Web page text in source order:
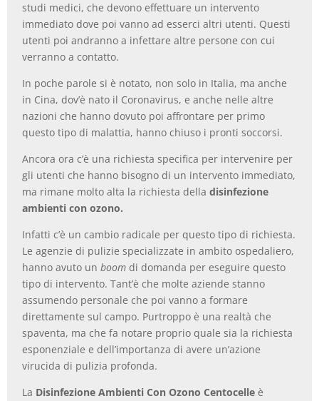
studi medici, che devono effettuare un intervento
immediato dove poi vanno ad esserci altri utenti. Questi
utenti poi andranno a infettare altre persone con cui
verranno a contatto.
In poche parole si è notato, non solo in Italia, ma anche
in Cina, dov’è nato il Coronavirus, e anche nelle altre
nazioni che hanno dovuto poi affrontare per primo
questo tipo di malattia, hanno chiuso i pronti soccorsi.
Ancora ora c’è una richiesta specifica per intervenire per
gli utenti che hanno bisogno di un intervento immediato,
ma rimane molto alta la richiesta delladisinfezione
ambienti con ozono.
Infatti c’è un cambio radicale per questo tipo di richiesta.
Le agenzie di pulizie specializzate in ambito ospedaliero,
hanno avuto unboom di domanda per eseguire questo
tipo di intervento. Tant’è che molte aziende stanno
assumendo personale che poi vanno a formare
direttamente sul campo. Purtroppo è una realtà che
spaventa, ma che fa notare proprio quale sia la richiesta
esponenziale e dell’importanza di avere un’azione
virucida di pulizia profonda.
La Disinfezione Ambienti Con Ozono Centocelle è